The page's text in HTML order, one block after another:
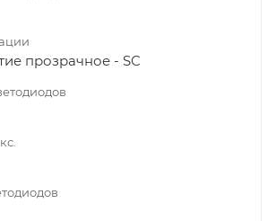
прозрачное - SC